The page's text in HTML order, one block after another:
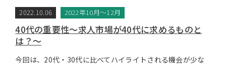
2022.10.06 2022年10月～12月
40代の重要性～求人市場が40代に求めるものと
は？～
今回は、20代・30代に比べてハイライトされる機会が少な